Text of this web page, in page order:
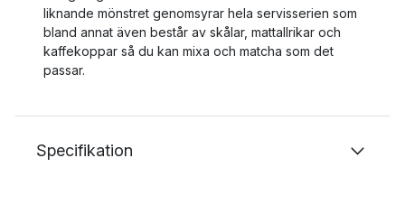
liknande mönstret genomsyrar hela servisserien som
bland annat även består av skålar, mattallrikar och
kaffekoppar så du kan mixa och matcha som det
passar.
Specifikation